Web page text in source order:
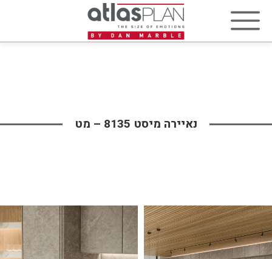
נאיירה מיסט 8135 – מט